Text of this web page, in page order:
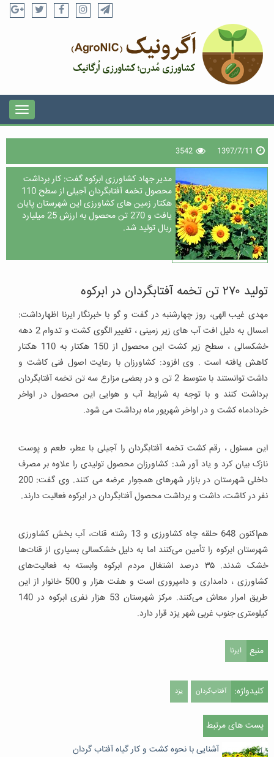
1397/7/11
3542
مدیر جهاد کشاورزی ابرکوه گفت: کار برداشت
محصول تخمه آفتابگردان آجیلی از سطح 110
هکتار زمین های کشاورزی این شهرستان پایان
یافت و 270 تن محصول به ارزش 25 میلیارد
ریال تولید شد.
تولید ۲۷۰ تن تخمه آفتابگردان در ابرکوه
مهدی غیب الهی، روز چهارشنبه در گفت و گو با خبرنگار ایرنا اظهارداشت:
امسال به دلیل افت آب های زیر زمینی ، تغییر الگوی کشت و تدوام 2 دهه
خشکسالی ، سطح زیر کشت این محصول از 150 هکتار به 110 هکتار
کاهش یافته است . وی افزود: کشاورزان با رعایت اصول فنی کاشت و
داشت توانستند با متوسط 2 تن و در بعضی مزارع سه تن تخمه آفتابگردان
برداشت کنند و با توجه به شرایط آب و هوایی این محصول در اواخر
خردادماه کشت و در اواخر شهریور ماه برداشت می شود.
این مسئول ، رقم کشت تخمه آفتابگردان را آجیلی با عطر، طعم و پوست
نازک بیان کرد و یاد آور شد: کشاورزان محصول تولیدی را علاوه بر مصرف
داخلی شهرستان در بازار شهرهای همجوار عرضه می کنند. وی گفت: 200
نفر در کاشت، داشت و برداشت محصول آفتابگردان در ابرکوه فعالیت دارند.
هم‌اکنون 648 حلقه چاه کشاورزی و 13 رشته قنات، آب بخش کشاورزی
شهرستان ابرکوه را تأمین می‌کنند اما به دلیل خشکسالی بسیاری از قنات‌ها
خشک شدند. ۳۵ درصد اشتغال مردم ابرکوه وابسته به فعالیت‌های
کشاورزی ، دامداری و دامپروری است و هفت هزار و 500 خانوار از این
طریق امرار معاش می‌کنند. مرکز شهرستان 53 هزار نفری ابرکوه در 140
کیلومتری جنوب غربی شهر یزد قرار دارد.
منبع ایرنا
کلیدواژه: آفتاب‌گردان یزد
پست های مرتبط
آشنایی با نحوه کشت و کار گیاه آفتاب گردان